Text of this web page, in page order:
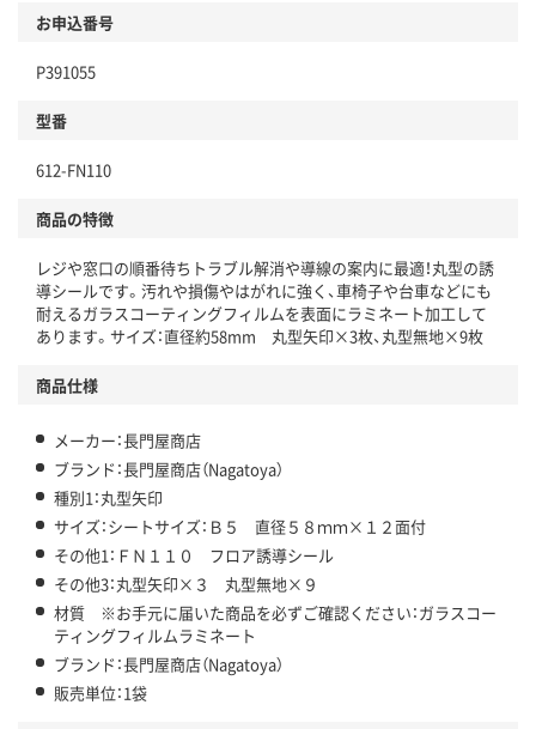
お申込番号
P391055
型番
612-FN110
商品の特徴
レジや窓口の順番待ちトラブル解消や導線の案内に最適！丸型の誘
導シールです。汚れや損傷やはがれに強く、車椅子や台車などにも
耐えるガラスコーティングフィルムを表面にラミネート加工して
あります。サイズ：直径約58mm 丸型矢印×3枚、丸型無地×9枚
商品仕様
メーカー：長門屋商店
ブランド：長門屋商店（Nagatoya）
種別1：丸型矢印
サイズ：シートサイズ：Ｂ５ 直径５８ｍｍ×１２面付
その他1：ＦＮ１１０ フロア誘導シール
その他3：丸型矢印×３ 丸型無地×９
材質 ※お手元に届いた商品を必ずご確認ください：ガラスコー
ティングフィルムラミネート
ブランド：長門屋商店（Nagatoya）
販売単位：1袋